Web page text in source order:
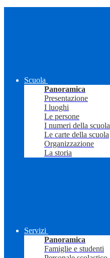
Scuola
Panoramica
Presentazione
I luoghi
Le persone
I numeri della scuola
Le carte della scuola
Organizzazione
La storia
Servizi
Panoramica
Famiglie e studenti